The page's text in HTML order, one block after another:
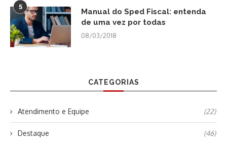
5
Manual do Sped Fiscal: entenda
de uma vez por todas
08/03/2018
CATEGORIAS
Atendimento e Equipe (22)
Destaque (46)